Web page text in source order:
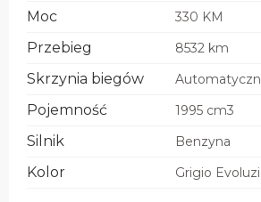
Moc 330 KM
Przebieg 8532 km
Skrzynia biegów
Pojemność 1995 cm3
Silnik Benzyna
Kolor Grigio